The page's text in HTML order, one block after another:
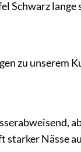
Schwarz lange
zu unserem
starker Nässe